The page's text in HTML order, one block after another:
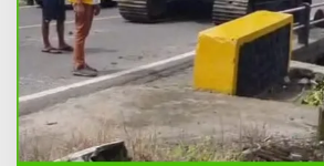
r
u
k
a
n
S
g
a